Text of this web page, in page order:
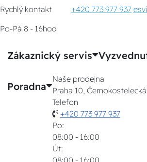
Rychlý kontakt +420 773 977 937
Po-Pá 8 - 16hod
Zákaznický servis
Poradna
Naše prodejna
Praha 10,
Telefon
+420 773 977 937
Po:
08:00 - 16:00
Út: